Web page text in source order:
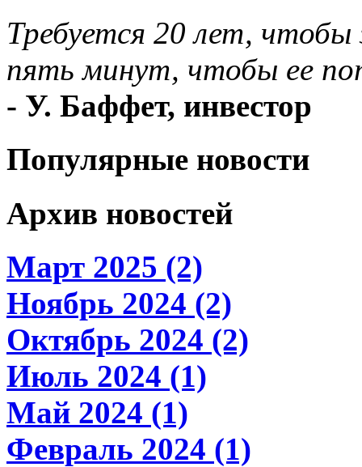
Требуется 20 лет,
пять минут, чтобы ее
- У. Баффет, инвестор
Популярные новости
Архив новостей
Март 2025 (2)
Ноябрь 2024 (2)
Октябрь 2024 (2)
Июль 2024 (1)
Май 2024 (1)
Февраль 2024 (1)